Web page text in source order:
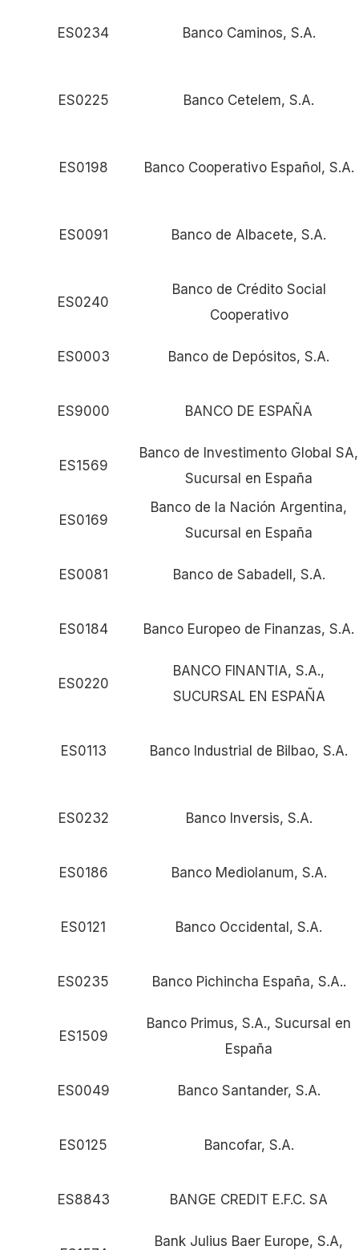
ES0234 Banco Caminos, S.A.
ES0225 Banco Cetelem, S.A.
ES0198 Banco Cooperativo Español, S.A.
ES0091 Banco de Albacete, S.A.
ES0240
Banco de Crédito Social
Cooperativo
ES0003 Banco de Depósitos, S.A.
ES9000 BANCO DE ESPAÑA
ES1569
Banco de Investimento Global SA,
Sucursal en España
ES0169
Banco de la Nación Argentina,
Sucursal en España
ES0081 Banco de Sabadell, S.A.
ES0184 Banco Europeo de Finanzas, S.A.
ES0220
BANCO FINANTIA, S.A.,
SUCURSAL EN ESPAÑA
ES0113 Banco Industrial de Bilbao, S.A.
ES0232 Banco Inversis, S.A.
ES0186 Banco Mediolanum, S.A.
ES0121 Banco Occidental, S.A.
ES0235 Banco Pichincha España, S.A..
ES1509
Banco Primus, S.A., Sucursal en
España
ES0049 Banco Santander, S.A.
ES0125 Bancofar, S.A.
ES8843 BANGE CREDIT E.F.C. SA
Bank Julius Baer Europe, S.A,